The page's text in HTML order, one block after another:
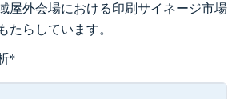
屋外会場における印刷サイネージ市場
たらしています。
*